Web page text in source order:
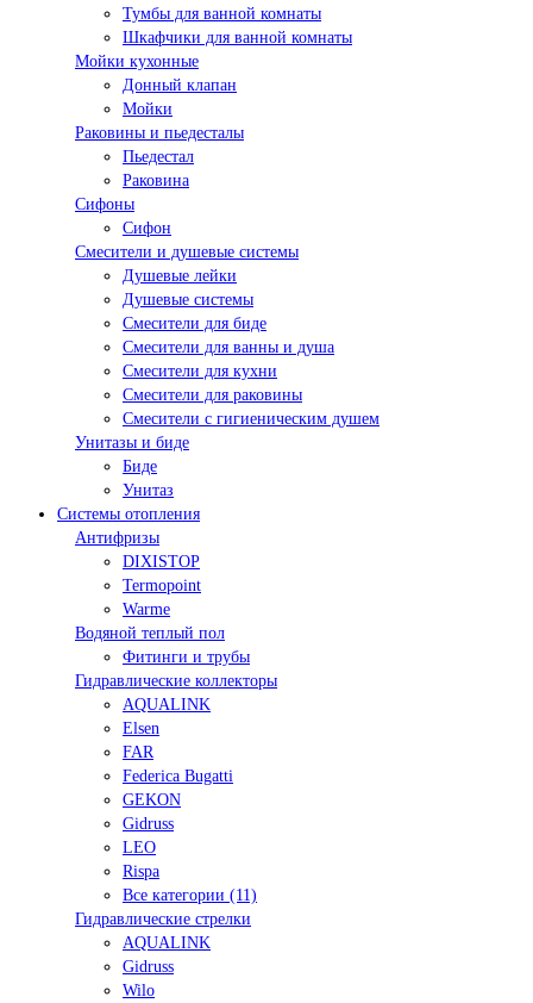
Тумбы для ванной комнаты
Шкафчики для ванной комнаты
Мойки кухонные
Донный клапан
Мойки
Раковины и пьедесталы
Пьедестал
Раковина
Сифоны
Сифон
Смесители и душевые системы
Душевые лейки
Душевые системы
Смесители для биде
Смесители для ванны и душа
Смесители для кухни
Смесители для раковины
Смесители с гигиеническим душем
Унитазы и биде
Биде
Унитаз
Системы отопления
Антифризы
DIXISTOP
Termopoint
Warme
Водяной теплый пол
Фитинги и трубы
Гидравлические коллекторы
AQUALINK
Elsen
FAR
Federica Bugatti
GEKON
Gidruss
LEO
Rispa
Все категории (11)
Гидравлические стрелки
AQUALINK
Gidruss
Wilo